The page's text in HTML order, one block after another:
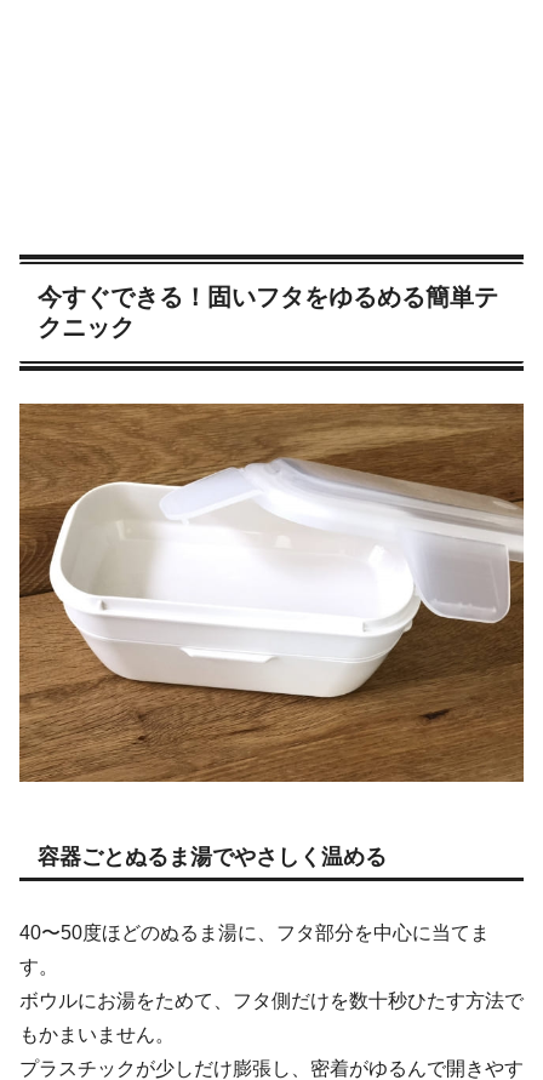
今すぐできる！固いフタをゆるめる簡単テ
クニック
容器ごとぬるま湯でやさしく温める
40〜50度ほどのぬるま湯に、フタ部分を中心に当てま
す。
ボウルにお湯をためて、フタ側だけを数十秒ひたす方法で
もかまいません。
プラスチックが少しだけ膨張し、密着がゆるんで開きやす